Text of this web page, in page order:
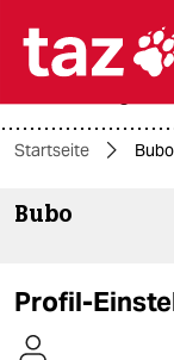

themen
Startseite Bubo
Bubo
Profil-